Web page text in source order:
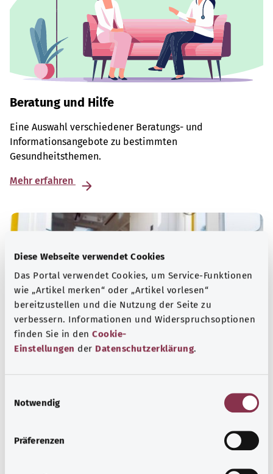
Diese Webseite verwendet Cookies
Das Portal verwendet Cookies, um Service-Funktionen
wie „Artikel merken“ oder „Artikel vorlesen“
bereitzustellen und die Nutzung der Seite zu
verbessern. Informationen und Widerspruchsoptionen
finden Sie in den Cookie-
Einstellungen der Datenschutzerklärung.
Notwendig
Präferenzen
Beratung und Hilfe
Eine Auswahl verschiedener Beratungs- und
Informationsangebote zu bestimmten
Gesundheitsthemen.
Mehr erfahren
Nummern für den Notfall
Erfahren Sie hier, welche Notrufe und Beratungstelefone
bei dringenden gesundheitlichen Problemen, akuten